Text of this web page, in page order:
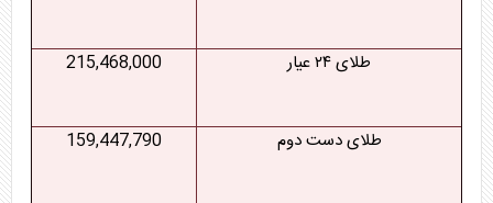
طلای ۲۴ عیار 215,468,000
طلای دست دوم 159,447,790